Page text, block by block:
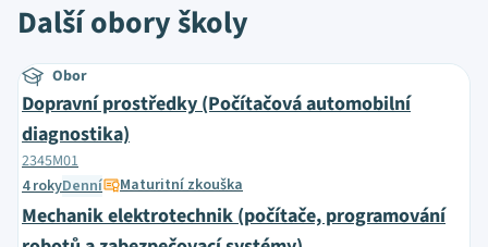
Další obory školy
Obor
Dopravní prostředky (Počítačová automobilní
diagnostika)
2345M01
4 rokyDenní Maturitní zkouška
Mechanik elektrotechnik (počítače, programování